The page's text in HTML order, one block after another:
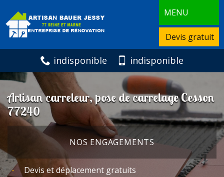
MENU
Devis gratuit
indisponible indisponible
Artisan carreleur, pose de carrelage Cesson
77240
NOS ENGAGEMENTS
Devis et déplacement gratuits